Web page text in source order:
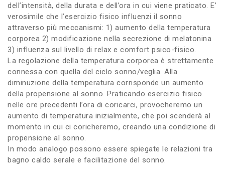
dell’intensità, della durata e dell’ora in cui viene praticato. E’
verosimile che l’esercizio fisico influenzi il sonno
attraverso più meccanismi: 1) aumento della temperatura
corporea 2) modificazione nella secrezione di melatonina
3) influenza sul livello di relax e comfort psico-fisico.
La regolazione della temperatura corporea è strettamente
connessa con quella del ciclo sonno/veglia. Alla
diminuzione della temperatura corrisponde un aumento
della propensione al sonno. Praticando esercizio fisico
nelle ore precedenti l’ora di coricarci, provocheremo un
aumento di temperatura inizialmente, che poi scenderà al
momento in cui ci coricheremo, creando una condizione di
propensione al sonno.
In modo analogo possono essere spiegate le relazioni tra
bagno caldo serale e facilitazione del sonno.